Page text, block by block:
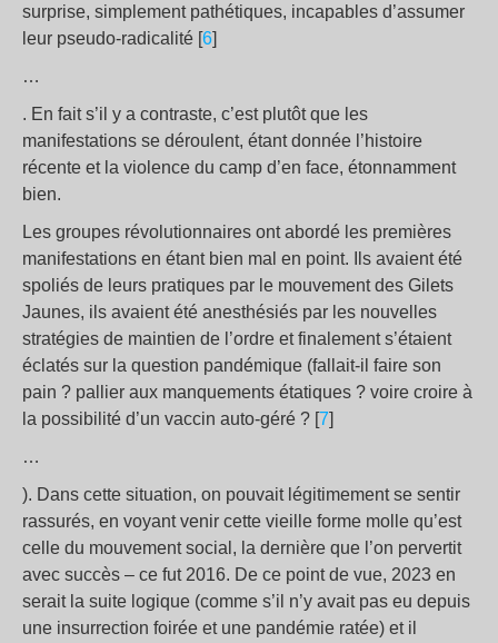
surprise, simplement pathétiques, incapables d’assumer
leur pseudo-radicalité [6]
…
. En fait s’il y a contraste, c’est plutôt que les
manifestations se déroulent, étant donnée l’histoire
récente et la violence du camp d’en face, étonnamment
bien.
Les groupes révolutionnaires ont abordé les premières
manifestations en étant bien mal en point. Ils avaient été
spoliés de leurs pratiques par le mouvement des Gilets
Jaunes, ils avaient été anesthésiés par les nouvelles
stratégies de maintien de l’ordre et finalement s’étaient
éclatés sur la question pandémique (fallait-il faire son
pain ? pallier aux manquements étatiques ? voire croire à
la possibilité d’un vaccin auto-géré ? [7]
…
). Dans cette situation, on pouvait légitimement se sentir
rassurés, en voyant venir cette vieille forme molle qu’est
celle du mouvement social, la dernière que l’on pervertit
avec succès – ce fut 2016. De ce point de vue, 2023 en
serait la suite logique (comme s’il n’y avait pas eu depuis
une insurrection foirée et une pandémie ratée) et il